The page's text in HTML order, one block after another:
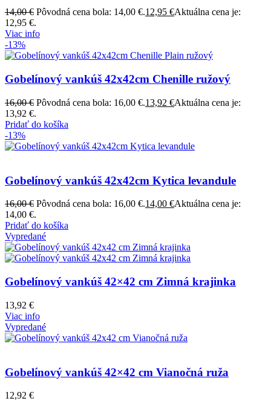
14,00€ Pôvodná cena bola: 14,00 €.12,95 €Aktuálna cena je:
12,95 €.
Viac info
-13%
Gobelínový vankúš 42x42cm Chenille ružový
16,00€ Pôvodná cena bola: 16,00 €.13,92 €Aktuálna cena je:
13,92 €.
Pridať do košíka
-13%
Gobelínový vankúš 42x42cm Kytica levandule
16,00€ Pôvodná cena bola: 16,00 €.14,00 €Aktuálna cena je:
14,00 €.
Pridať do košíka
Vypredané
Gobelínový vankúš 42×42 cm Zimná krajinka
13,92 €
Viac info
Vypredané
Gobelínový vankúš 42×42 cm Vianočná ruža
12,92 €